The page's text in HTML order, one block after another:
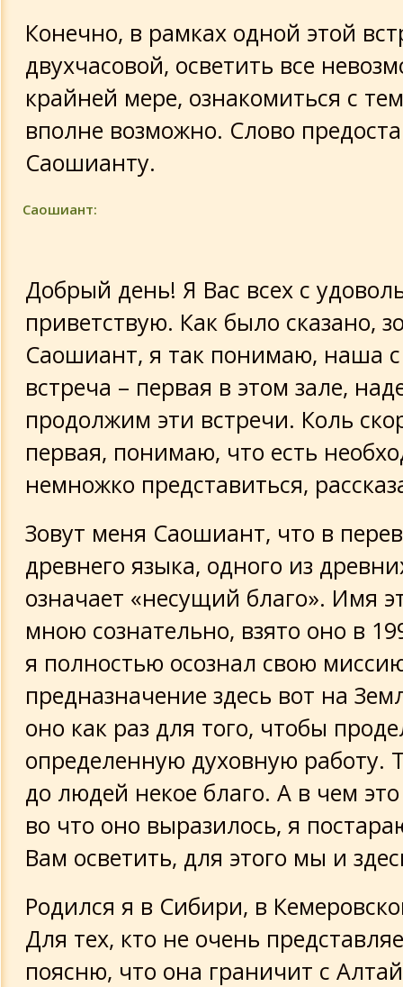
Конечно, в рамках одной этой
двухчасовой, осветить все
крайней мере, ознакомиться с
вполне возможно. Слово
Саошианту.
Саошиант:
Добрый день! Я Вас всех с
приветствую. Как было сказано,
Саошиант, я так понимаю, наша с
встреча – первая в этом зале,
продолжим эти встречи. Коль
первая, понимаю, что есть
немножко представиться,
Зовут меня Саошиант, что в
древнего языка, одного из
означает «несущий благо». Имя
мною сознательно, взято оно в
я полностью осознал свою
предназначение здесь вот на
оно как раз для того, чтобы
определенную духовную работу.
до людей некое благо. А в чем
во что оно выразилось, я
Вам осветить, для этого мы и
Родился я в Сибири, в
Для тех, кто не очень
поясню, что она граничит с